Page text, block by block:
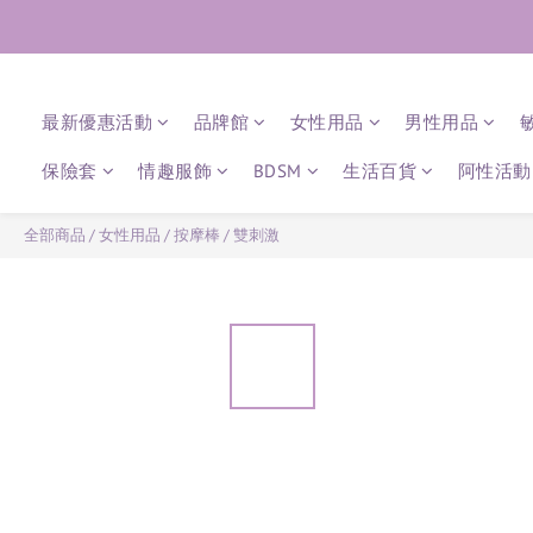
最新優惠活動 品牌館 女性用品 男性用品
保險套 情趣服飾 BDSM 生活百貨 阿性活
全部商品 /女性用品 /按摩棒 /雙刺激